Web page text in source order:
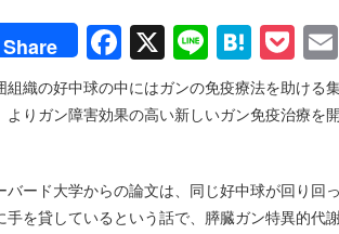
Share Facebook
X Line
組織の好中球の中にはガンの免疫療法を助ける
よりガン障害効果の高い新しいガン免疫治療を
バード大学からの論文は、同じ好中球が回り回
手を貸しているという話で、膵臓ガン特異的代